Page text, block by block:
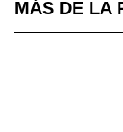
MÁS DE LA